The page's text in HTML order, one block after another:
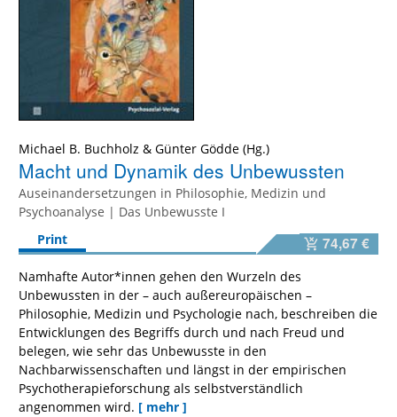
Michael B. Buchholz & Günter Gödde
Macht und Dynamik des Unbewussten
Auseinandersetzungen in Philosophie, Medizin und
Psychoanalyse | Das Unbewusste I
Print
74,67 €
Namhafte Autor*innen gehen den Wurzeln des
Unbewussten in der – auch außereuropäischen –
Philosophie, Medizin und Psychologie nach, beschreiben die
Entwicklungen des Begriffs durch und nach Freud und
belegen, wie sehr das Unbewusste in den
Nachbarwissenschaften und längst in der empirischen
Psychotherapieforschung als selbstverständlich
angenommen wird. [ mehr ]